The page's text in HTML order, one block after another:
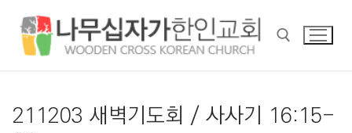
211203 새벽기도회 / 사사기 16:15-